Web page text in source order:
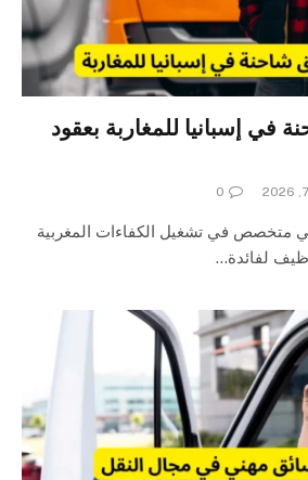
في إسبانيا للمغاربة بعقود
0
متخصص في تشغيل الكفاءات المغربية
لفائدة…